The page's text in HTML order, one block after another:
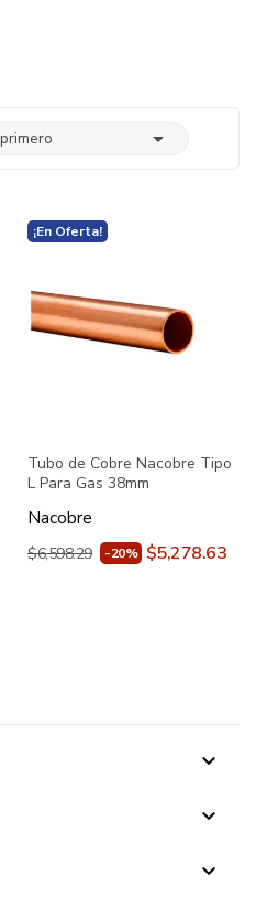

¡En Oferta!
Tubo de Cobre Nacobre Tipo
L Para Gas 38mm
Nacobre
$6,598.29 -20% $5,278.63
keyboard_arrow_down
keyboard_arrow_down
keyboard_arrow_down